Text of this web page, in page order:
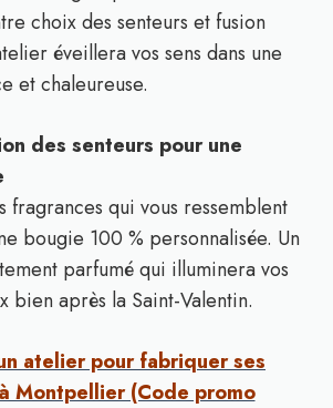
choix des senteurs et fusion
éveillera vos sens dans une
et chaleureuse.
des senteurs pour une
fragrances qui vous ressemblent
bougie 100 % personnalisée. Un
parfumé qui illuminera vos
bien après la Saint-Valentin.
atelier pour fabriquer ses
Montpellier (Code promo